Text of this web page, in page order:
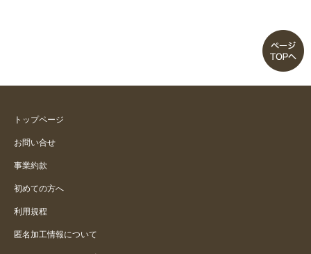
細身な息子用です
メッシュがよい
トップページ
お問い合せ
事業約款
初めての方へ
利用規程
匿名加工情報について